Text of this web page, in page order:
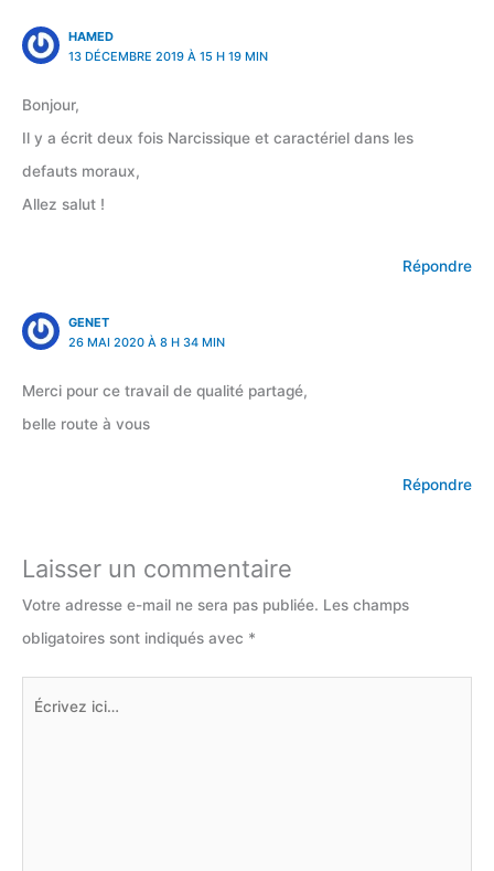
HAMED
13 DÉCEMBRE 2019 À 15 H 19 MIN
Bonjour,
Il y a écrit deux fois Narcissique et caractériel dans les
defauts moraux,
Allez salut !
Répondre
GENET
26 MAI 2020 À 8 H 34 MIN
Merci pour ce travail de qualité partagé,
belle route à vous
Répondre
Laisser un commentaire
Votre adresse e-mail ne sera pas publiée. Les champs
obligatoires sont indiqués avec *